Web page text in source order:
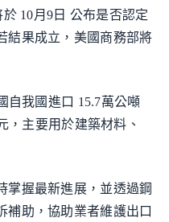
10月9日 公布是否認定
結果成立，美國商務部將
自我國進口 15.7萬公噸
，主要用於建築材料、
掌握最新進展，並透過鋼
補助，協助業者維護出口